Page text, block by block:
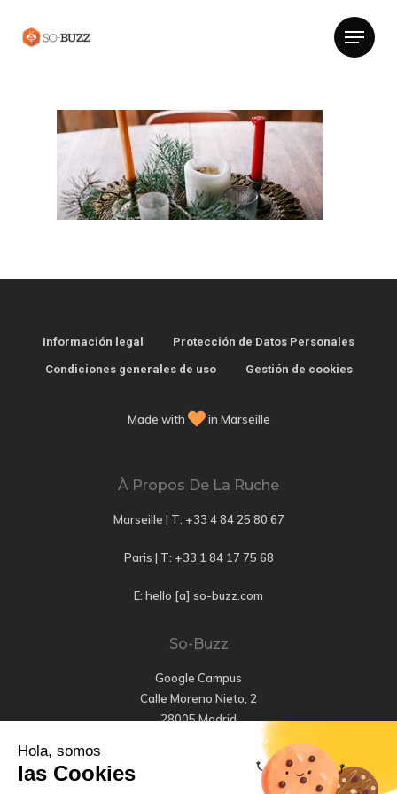
Hola, somos
las Cookies
Información legal Protección de Datos Personales
Condiciones generales de uso Gestión de cookies
Made with in Marseille
À Propos De La Ruche
Marseille | T: +33 4 84 25 80 67
Paris | T: +33 1 84 17 75 68
E: hello [a] so-buzz.com
So-Buzz
Google Campus
Calle Moreno Nieto, 2
28005 Madrid
E: hola [a] so-buzz.com